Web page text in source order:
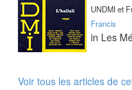
UNDMI et
Francis
in Les
Voir tous les articles de